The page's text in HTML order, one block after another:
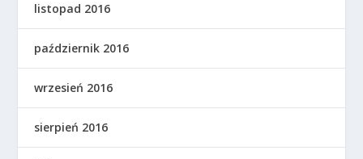
listopad 2016
październik 2016
wrzesień 2016
sierpień 2016